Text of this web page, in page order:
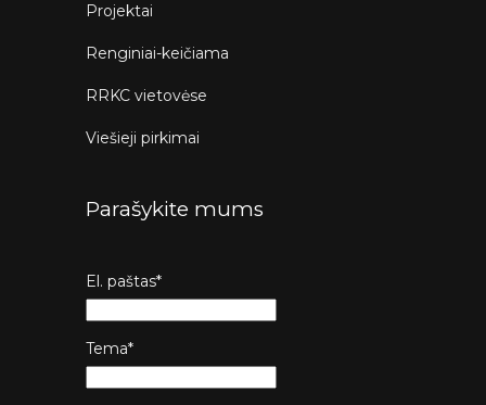
Projektai
Renginiai-keičiama
RRKC vietovėse
Viešieji pirkimai
Parašykite mums
El. paštas*
Tema*